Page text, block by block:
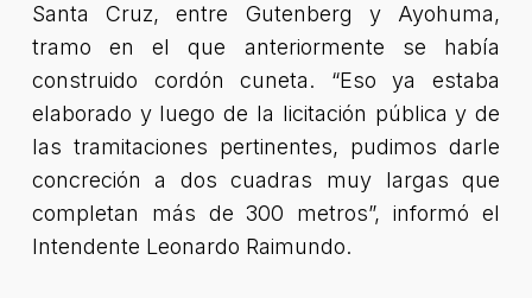
Santa Cruz, entre Gutenberg y Ayohuma,
tramo en el que anteriormente se había
construido cordón cuneta. “Eso ya estaba
elaborado y luego de la licitación pública y de
las tramitaciones pertinentes, pudimos darle
concreción a dos cuadras muy largas que
completan más de 300 metros”, informó el
Intendente Leonardo Raimundo.